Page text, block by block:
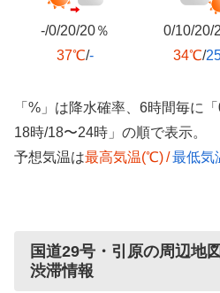
-/0/20/20％
37℃/-
0/10/20/
34℃/
「%」は降水確率、6時間毎に
18時/18〜24時」の順で表示。
予想気温は最高気温(℃)/最低
国道29号・引原の周辺地
渋滞情報